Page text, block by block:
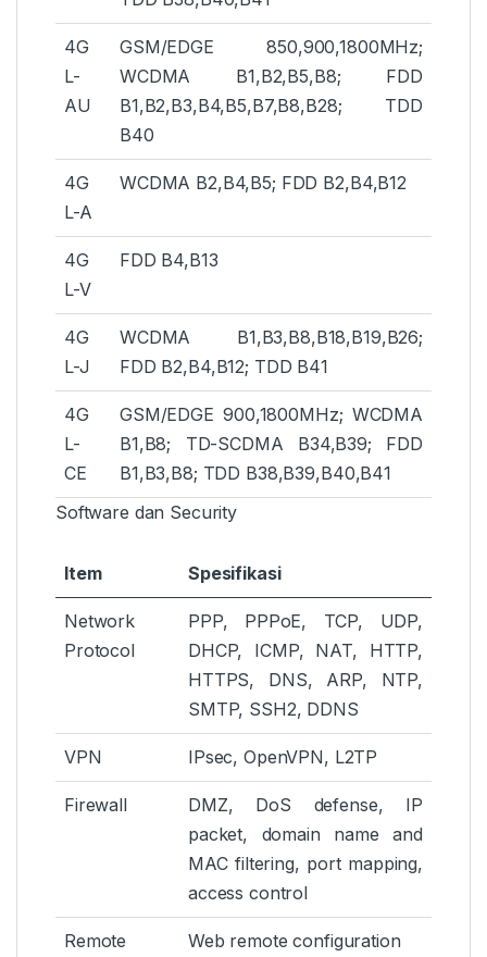
4G
L-
AU
GSM/EDGE 850,900,1800MHz;
WCDMA B1,B2,B5,B8; FDD
B1,B2,B3,B4,B5,B7,B8,B28; TDD
B40
4G
L-A
WCDMA B2,B4,B5; FDD B2,B4,B12
4G
L-V
FDD B4,B13
4G
L-J
WCDMA B1,B3,B8,B18,B19,B26;
FDD B2,B4,B12; TDD B41
4G
L-
CE
GSM/EDGE 900,1800MHz; WCDMA
B1,B8; TD-SCDMA B34,B39; FDD
B1,B3,B8; TDD B38,B39,B40,B41
Software dan Security
Item Spesifikasi
Network
Protocol
PPP, PPPoE, TCP, UDP,
DHCP, ICMP, NAT, HTTP,
HTTPS, DNS, ARP, NTP,
SMTP, SSH2, DDNS
VPN IPsec, OpenVPN, L2TP
Firewall
DMZ, DoS defense, IP
packet, domain name and
MAC filtering, port mapping,
access control
Remote
Web remote configuration